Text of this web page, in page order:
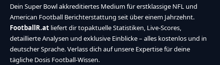
Dein Super Bowl akkreditiertes Medium für erstklassige NFL und
American Football Berichterstattung seit über einem Jahrzehnt.
FootballR.at liefert dir topaktuelle Statistiken, Live-Scores,
detaillierte Analysen und exklusive Einblicke – alles kostenlos und in
deutscher Sprache. Verlass dich auf unsere Expertise für deine
tägliche Dosis Football-Wissen.